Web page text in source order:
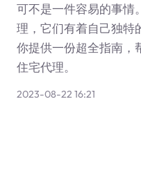
可不是一件容易的事情
理，它们有着自己独特
你提供一份超全指南，
住宅代理。
2023-08-22 16:21